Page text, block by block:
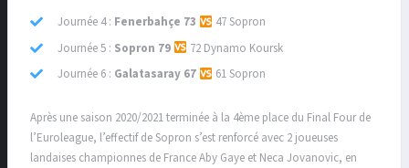
Journée 4 : Fenerbahçe 73
47 Sopron
Journée 5 : Sopron 79
72 Dynamo Koursk
Journée 6 : Galatasaray 67 61 Sopron
Après une saison 2020/2021 terminée à la 4ème place du Final Four de
l’Euroleague, l’effectif de Sopron s’est renforcé avec 2 joueuses
landaises championnes de France Aby Gaye et Neca Jovanovic, en